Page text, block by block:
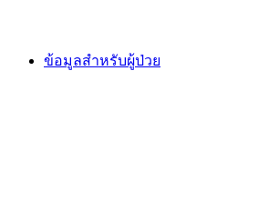
ข้อมูลสำหรับผู้ป่วย